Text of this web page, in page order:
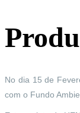
No dia 15 de
com o Fundo